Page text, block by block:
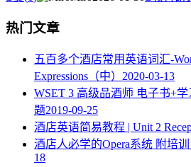
热门文章
五百多个酒店常用英语词汇-
Expressions（中） 2020-03-13
WSET 3 高级品酒师 电子书+
题2019-09-25
酒店英语简易教程 | Unit 2
酒店人必学的Opera系统 附培
18